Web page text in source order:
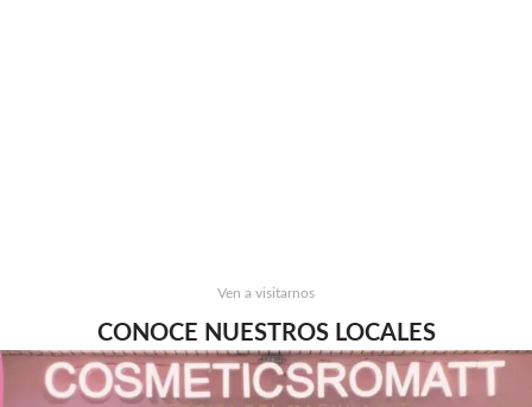
Ven a visitarnos
CONOCE NUESTROS LOCALES